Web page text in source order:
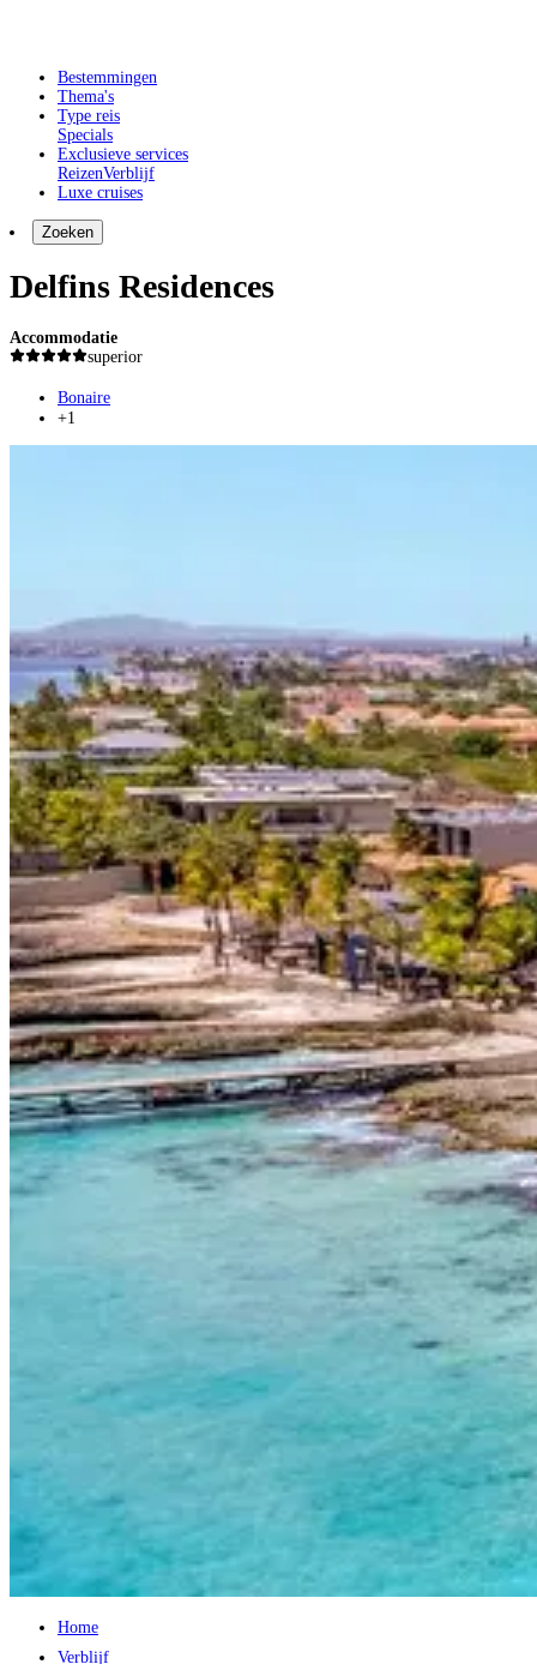
Bestemmingen
Thema's
Type reis
Specials
Exclusieve services
ReizenVerblijf
Luxe cruises
Zoeken
Delfins Residences
Accommodatie
superior
Bonaire
+1
Home
Verblijf